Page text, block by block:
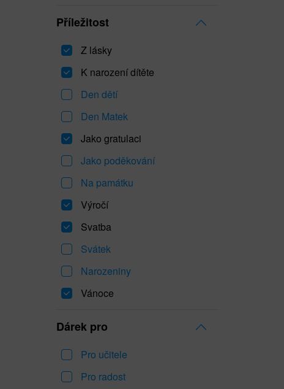
Příležitost
Z lásky
K narození dítěte
Den dětí
Den Matek
Jako gratulaci
Jako poděkování
Na památku
Výročí
Svatba
Svátek
Narozeniny
Vánoce
Dárek pro
Pro učitele
Pro radost